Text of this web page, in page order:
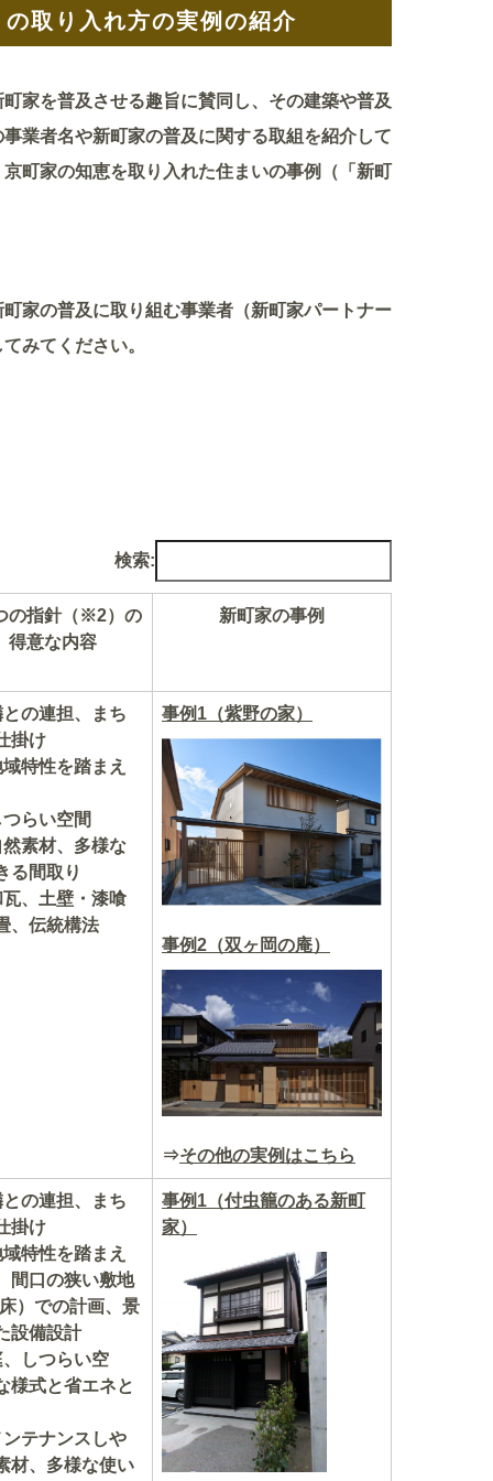
取り入れ方の実例の紹介
家を普及させる趣旨に賛同し、その建築や普及
業者名や新町家の普及に関する取組を紹介して
町家の知恵を取り入れた住まいの事例（「新町
家の普及に取り組む事業者（新町家パートナー
みてください。
検索:
の指針（※2）の
得意な内容
新町家の事例
の連担、まち
掛け
特性を踏まえ
らい空間
素材、多様な
る間取り
、土壁・漆喰
、伝統構法
事例1（紫野の家）
事例2（双ヶ岡の庵）
⇒その他の実例はこちら
の連担、まち
掛け
特性を踏まえ
間口の狭い敷地
）での計画、景
設備設計
しつらい空
様式と省エネと
テナンスしや
材、多様な使い
事例1（付虫籠のある新町
家）